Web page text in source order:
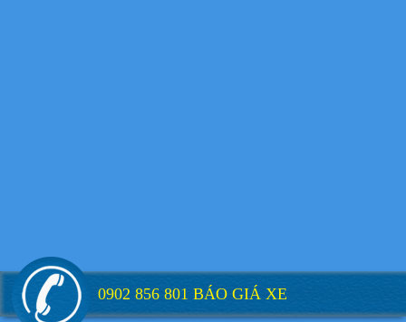
0902 856 801 BÁO GIÁ XE